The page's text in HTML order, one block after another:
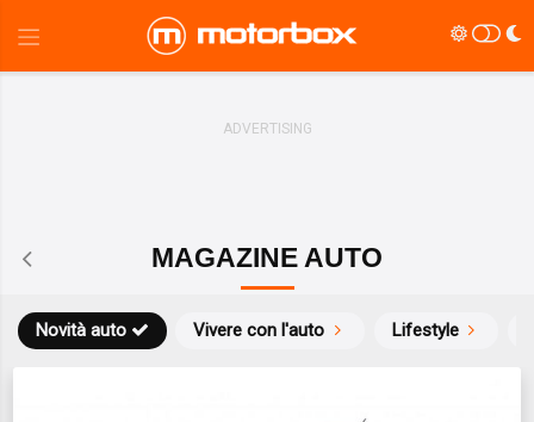
MAGAZINE AUTO
Novità auto Vivere con l'auto Lifestyle